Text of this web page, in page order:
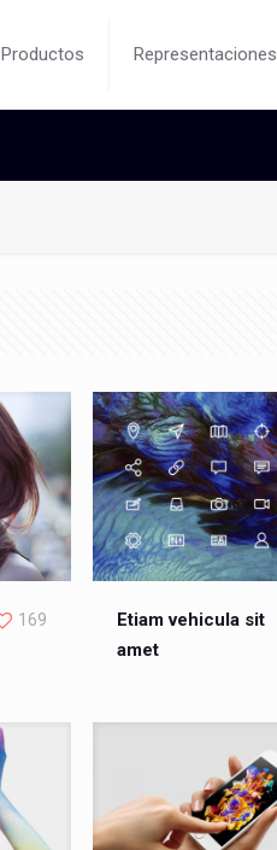
Productos Representaciones
169
Etiam vehicula sit
amet